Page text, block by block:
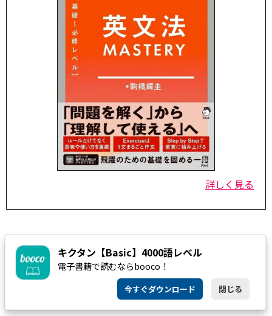
詳しく見る
キクタン【Basic】4000語レベル
電子書籍で読むならbooco！
今すぐダウンロード 閉じる